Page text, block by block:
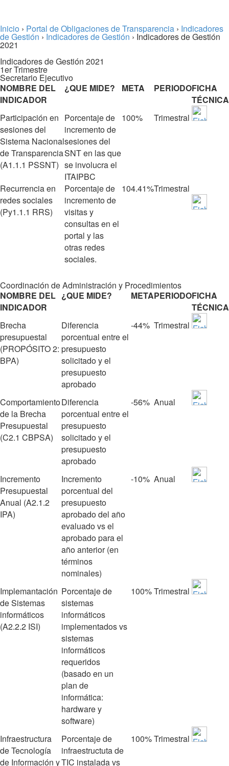
Inicio › Portal de Obligaciones de Transparencia › Indicadores
de Gestión › Indicadores de Gestión › Indicadores de Gestión
2021
Indicadores de Gestión 2021
1er Trimestre
Secretario Ejecutivo
NOMBRE DEL
INDICADOR
¿QUE MIDE? META PERIODOFICHA
TÉCNICA
Participación en
sesiones del
Sistema Nacional
de Transparencia
(A1.1.1 PSSNT)
Porcentaje de
incremento de
sesiones del
SNT en las que
se involucra el
ITAIPBC
100% Trimestral
Recurrencia en
redes sociales
(Py1.1.1 RRS)
Porcentaje de
incremento de
visitas y
consultas en el
portal y las
otras redes
sociales.
104.41%Trimestral
Coordinación de Administración y Procedimientos
NOMBRE DEL
INDICADOR
¿QUE MIDE? METAPERIODOFICHA
TÉCNICA
Brecha
presupuestal
(PROPÓSITO 2:
BPA)
Diferencia
porcentual entre el
presupuesto
solicitado y el
presupuesto
aprobado
‐44% Trimestral
Comportamiento
de la Brecha
Presupuestal
(C2.1 CBPSA)
Diferencia
porcentual entre el
presupuesto
solicitado y el
presupuesto
aprobado
‐56% Anual
Incremento
Presupuestal
Anual (A2.1.2
IPA)
Incremento
porcentual del
presupuesto
aprobado del año
evaluado vs el
aprobado para el
año anterior (en
términos
nominales)
‐10% Anual
Implemantación
de Sistemas
informáticos
(A2.2.2 ISI)
Porcentaje de
sistemas
informáticos
implementados vs
sistemas
informáticos
requeridos
(basado en un
plan de
informática:
hardware y
software)
100%Trimestral
Infraestructura
de Tecnología
de Información y
Porcentaje de
infraestructuta de
TIC instalada vs
100%Trimestral